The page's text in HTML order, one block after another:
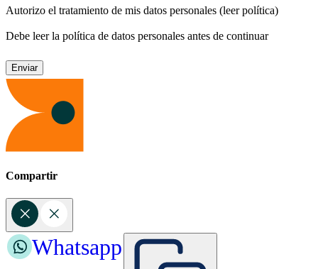
Autorizo el tratamiento de mis datos personales (leer política)
Debe leer la política de datos personales antes de continuar
Compartir
Whatsapp